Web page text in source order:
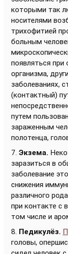
которыми так
носителями
трихофитией
больным
появляться
организма,
заболеваниях,
(контактный)
путем
зараженным
полотенца,
7. Экзема.
заразиться в
заболевание
снижения
различного
при контакте с
том числе и
8. Педикулёз.
головы,